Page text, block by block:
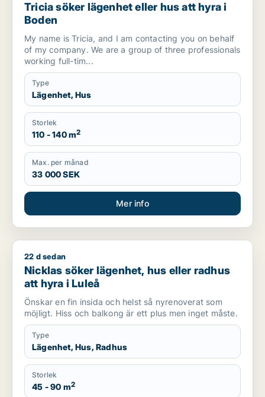
Tricia söker lägenhet eller hus att hyra i
Boden
My name is Tricia, and I am contacting you on behalf
of my company. We are a group of three professionals
working full-tim...
Type
Lägenhet, Hus
Storlek
110 - 140 m2
Max. per månad
33 000 SEK
Mer info
Nicklas söker lägenhet, hus eller radhus att hyra i Luleå
22 d sedan
Nicklas söker lägenhet, hus eller radhus
att hyra i Luleå
Önskar en fin insida och helst så nyrenoverat som
möjligt. Hiss och balkong är ett plus men inget måste.
Type
Lägenhet, Hus, Radhus
Storlek
45 - 90 m2